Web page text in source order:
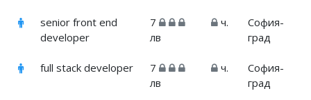
senior front end
developer
7
лв
ч.
София-
град
full stack developer
7
лв
ч.
София-
град